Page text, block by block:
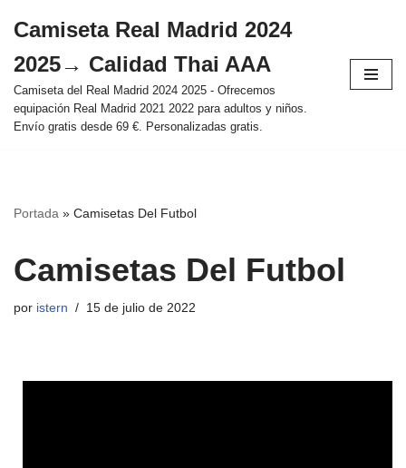
al
contenido
Camiseta Real Madrid 2024
2025→ Calidad Thai AAA
Camiseta del Real Madrid 2024 2025 - Ofrecemos
equipación Real Madrid 2021 2022 para adultos y niños.
Envío gratis desde 69 €. Personalizadas gratis.
Portada » Camisetas Del Futbol
Camisetas Del Futbol
por istern 15 de julio de 2022